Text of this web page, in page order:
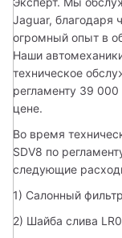
Jaguar, благодаря
огромный опыт в
Наши
техническое
регламенту 39
цене.
Во время
SDV8 по
следующие
1) Салонный
2) Шайба слива